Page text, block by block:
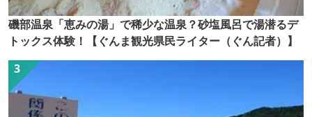
磯部温泉「恵みの湯」で稀少な温泉？砂塩風呂で湯潜るデ
トックス体験！【ぐんま観光県民ライター（ぐん記者）】